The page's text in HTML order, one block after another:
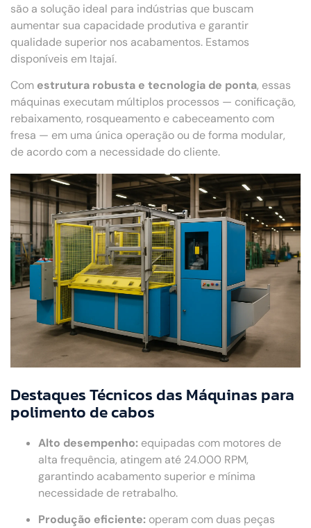
são a solução ideal para indústrias que buscam
aumentar sua capacidade produtiva e garantir
qualidade superior nos acabamentos. Estamos
disponíveis em Itajaí.
Com estrutura robusta e tecnologia de ponta, essas
máquinas executam múltiplos processos — conificação,
rebaixamento, rosqueamento e cabeceamento com
fresa — em uma única operação ou de forma modular,
de acordo com a necessidade do cliente.
Destaques Técnicos das Máquinas para
polimento de cabos
Alto desempenho: equipadas com motores de
alta frequência, atingem até 24.000 RPM,
garantindo acabamento superior e mínima
necessidade de retrabalho.
Produção eficiente: operam com duas peças